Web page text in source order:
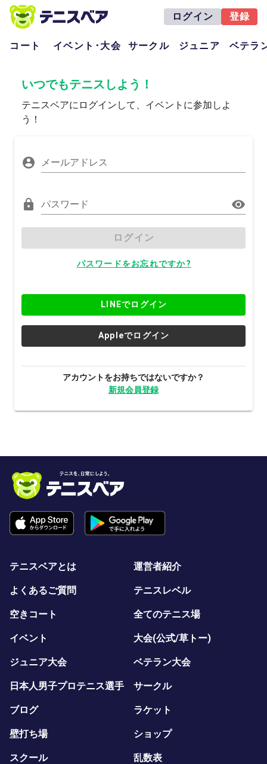
ログイン 登録
コート イベント･大会 サークル ジュニア ベテラ
いつでもテニスしよう！
テニスベアにログインして、イベントに参加しよ
う！
メールアドレス
パスワード
ログイン
パスワードをお忘れですか?
LINEでログイン
Appleでログイン
アカウントをお持ちではないですか？
新規会員登録
テニスベアとは 運営者紹介
よくあるご質問 テニスレベル
空きコート 全てのテニス場
イベント 大会(公式/草トー)
ジュニア大会 ベテラン大会
日本人男子プロテニス選手 サークル
ブログ ラケット
壁打ち場 ショップ
スクール 乱数表